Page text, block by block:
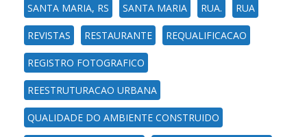
SANTA MARIA, RS SANTA MARIA RUA. RUA
REVISTAS RESTAURANTE REQUALIFICACAO
REGISTRO FOTOGRAFICO
REESTRUTURACAO URBANA
QUALIDADE DO AMBIENTE CONSTRUIDO